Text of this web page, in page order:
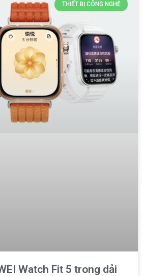
THIẾT BỊ CÔNG NGHỆ
Watch Fit 5 trong dải